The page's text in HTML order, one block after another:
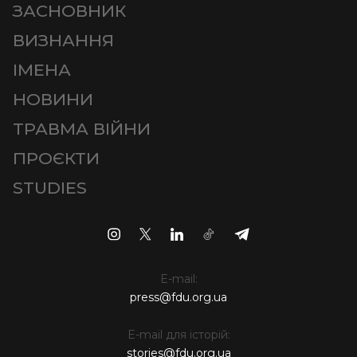
ЗАСНОВНИК
ВИЗНАННЯ
ІМЕНА
НОВИНИ
ТРАВМА ВІЙНИ
ПРОЄКТИ
STUDIES
E-mail:
press@fdu.org.ua
E-mail для історій:
stories@fdu.org.ua